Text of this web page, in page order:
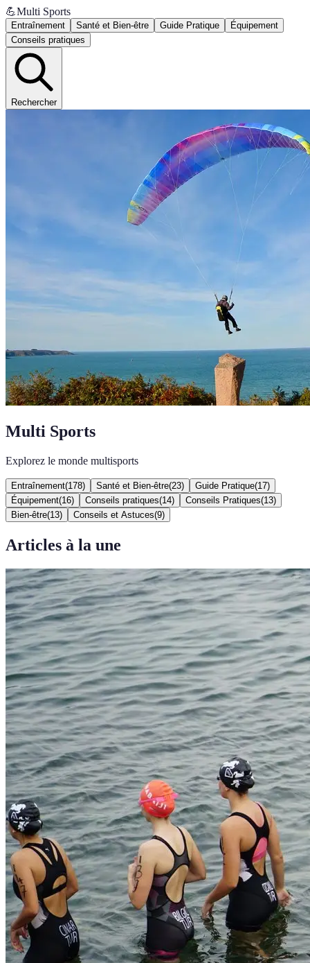
💪Multi Sports
Entraînement Santé et Bien-être Guide Pratique
Équipement
Conseils pratiques
Rechercher
Multi Sports
Explorez le monde multisports
Entraînement(178) Santé et Bien-être(23) Guide Pratique(17)
Équipement(16) Conseils pratiques(14) Conseils Pratiques(13)
Bien-être(13) Conseils et Astuces(9)
Articles à la une